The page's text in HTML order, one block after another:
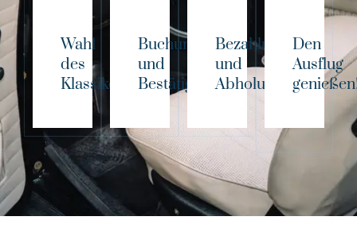
Wahl
des
Klassikers!
Buchung
und
Bestätigung
Bezahlung
und
Abholung
Den
Ausflug